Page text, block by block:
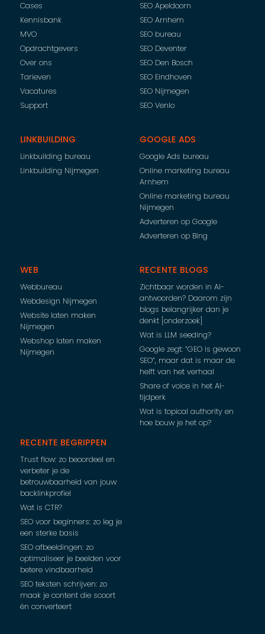
Cases
Kennisbank
MVO
Opdrachtgevers
Over ons
Tarieven
Vacatures
Support
SEO Apeldoorn
SEO Arnhem
SEO bureau
SEO Deventer
SEO Den Bosch
SEO Eindhoven
SEO Nijmegen
SEO Venlo
LINKBUILDING
Linkbuilding bureau
Linkbuilding Nijmegen
GOOGLE ADS
Google Ads bureau
Online marketing bureau
Arnhem
Online marketing bureau
Nijmegen
Adverteren op Google
Adverteren op Bing
WEB
Webbureau
Webdesign Nijmegen
Website laten maken
Nijmegen
Webshop laten maken
Nijmegen
RECENTE BLOGS
Zichtbaar worden in AI-
antwoorden? Daarom zijn
blogs belangrijker dan je
denkt [onderzoek]
Wat is LLM seeding?
Google zegt: “GEO is gewoon
SEO”, maar dat is maar de
helft van het verhaal
Share of voice in het AI-
tijdperk
Wat is topical authority en
hoe bouw je het op?
RECENTE BEGRIPPEN
Trust flow: zo beoordeel en
verbeter je de
betrouwbaarheid van jouw
backlinkprofiel
Wat is CTR?
SEO voor beginners: zo leg je
een sterke basis
SEO afbeeldingen: zo
optimaliseer je beelden voor
betere vindbaarheid
SEO teksten schrijven: zo
maak je content die scoort
én converteert